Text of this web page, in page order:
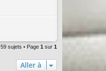
59 sujets • Page 1 sur 1
Aller à